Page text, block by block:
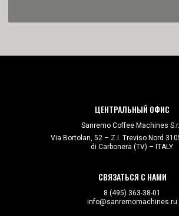
ЦЕНТРАЛЬНЫЙ ОФИС
Via Bortolan, 52 – Z.I. Treviso Nord
di Carbonera (TV) – ITALY
Sanremo Coffee Machines
СВЯЗАТЬСЯ С НАМИ
8 (495) 363-38-01
info@sanremomachines.ru